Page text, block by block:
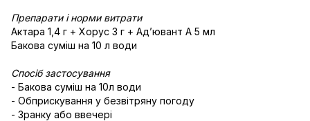
Препарати і норми витрати
Актара 1,4 г + Хорус 3 г + Адʼювант А 5 мл
Бакова суміш на 10 л води
Спосіб застосування
- Бакова суміш на 10л води
- Обприскування у безвітряну погоду
- Зранку або ввечері